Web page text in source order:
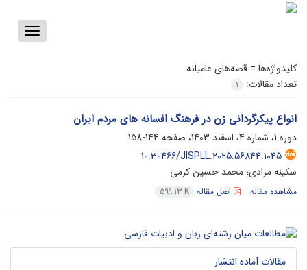
Toggle
کلیدواژه‌ها = قصه‌های عامیانه
تعداد مقالات:
1
انواع پیکرگردانی زن در فرهنگ افسانه های مردم ایران
دوره 1، شماره 4، اسفند 1403، صفحه
144-158
10.30466/JISPLL.2025.56844.1045
سکینه مرادی؛ محمد حسین کرمی
مشاهده مقاله اصل مقاله 599.13 K
مقالات آماده انتشار